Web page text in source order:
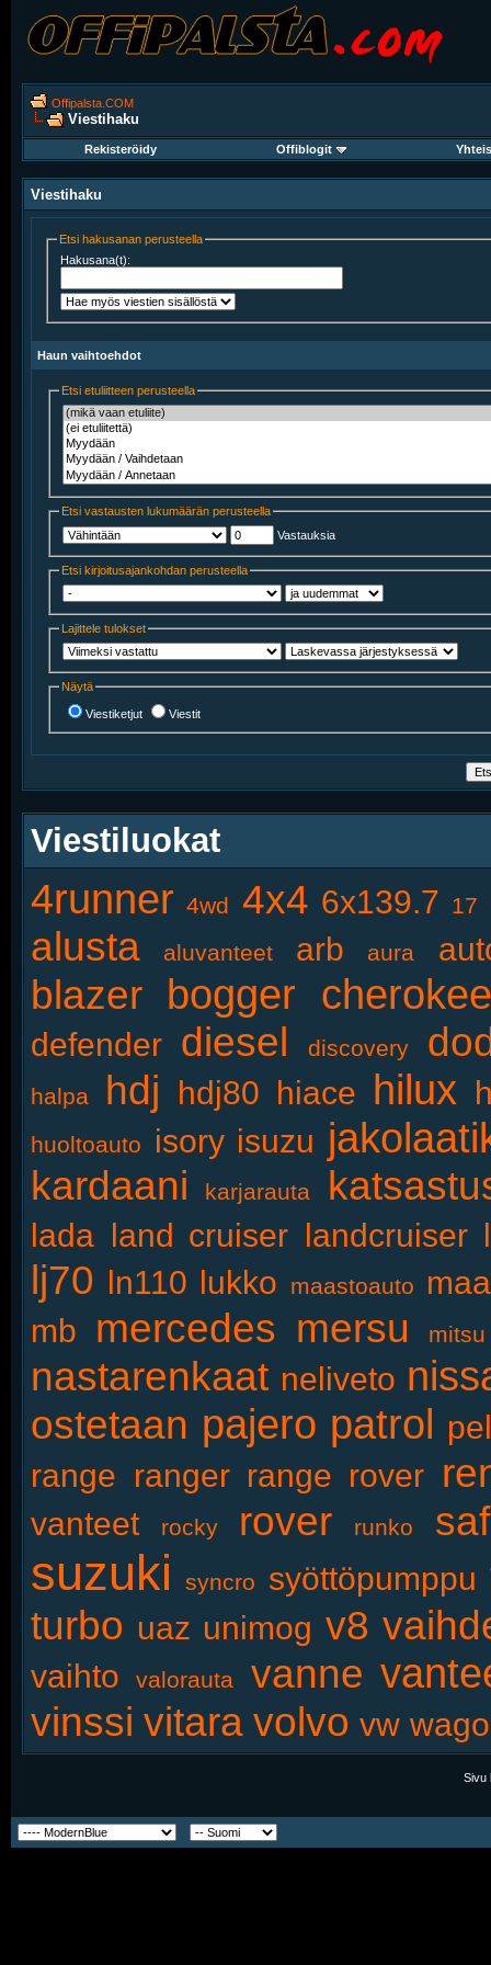
Offipalsta.COM
Viestihaku
Rekisteröidy Offiblogit
Viestihaku
Etsi hakusanan perusteella
Hakusana(t):
Haun vaihtoehdot
Etsi etuliitteen perusteella
Etsi vastausten lukumäärän perusteella
Vastauksia
Etsi kirjoitusajankohdan perusteella
Lajittele tulokset
Näytä
Viestiketjut Viestit
Viestiluokat
4runner 4wd 4x4 6x139.7 17
alusta aluvanteet arb aura
blazer bogger cherokee
defender diesel discovery
halpa hdj hdj80 hiace hilux
huoltoauto isory isuzu
kardaani karjarauta
lada land cruiser landcruiser
lj70 ln110 lukko maastoauto
mb mercedes mersu mitsu
nastarenkaat neliveto
ostetaan pajero patrol
range ranger range rover
vanteet rocky rover runko
suzuki syncro syöttöpumppu
turbo uaz unimog v8
vaihto valorauta vanne
vinssi vitara volvo vw
Sivu